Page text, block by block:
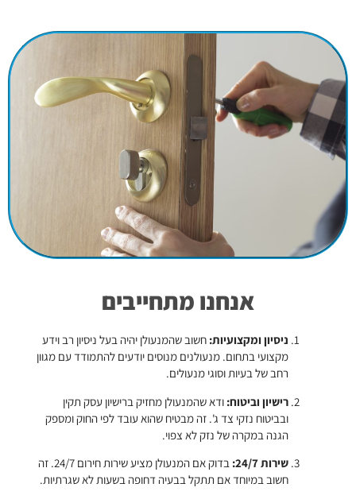
אנחנו מתחייבים
ניסיון ומקצועיות: חשוב שהמנעולן יהיה בעל ניסיון רב וידע
מקצועי בתחום. מנעולנים מנוסים יודעים להתמודד עם מגוון
רחב של בעיות וסוגי מנעולים.
רישיון וביטוח:ודא שהמנעולן מחזיק ברישיון עסק תקין
ובביטוח נזקי צד ג'. זה מבטיח שהוא עובד לפי החוק ומספק
הגנה במקרה של נזק לא צפוי.
בדוק אם המנעולן מציע שירות חירום 24/7. זה
חשוב במיוחד אם תתקל בבעיה דחופה בשעות לא שגרתיות.